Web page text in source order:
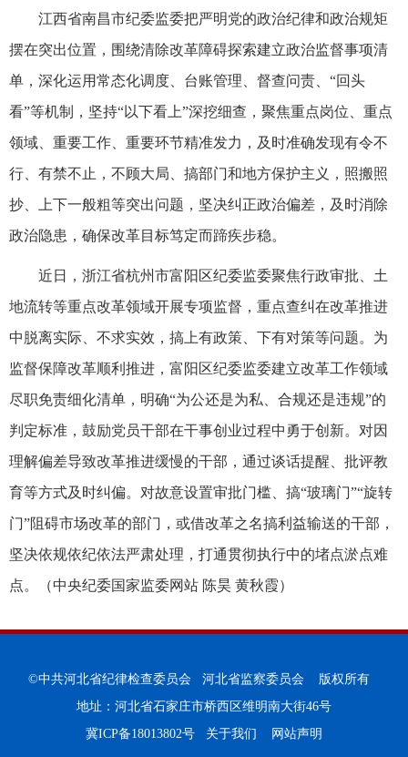
江西省南昌市纪委监委把严明党的政治纪律和政治规矩
摆在突出位置，围绕清除改革障碍探索建立政治监督事项清
单，深化运用常态化调度、台账管理、督查问责、“回头
看”等机制，坚持“以下看上”深挖细查，聚焦重点岗位、重点
领域、重要工作、重要环节精准发力，及时准确发现有令不
行、有禁不止，不顾大局、搞部门和地方保护主义，照搬照
抄、上下一般粗等突出问题，坚决纠正政治偏差，及时消除
政治隐患，确保改革目标笃定而蹄疾步稳。
近日，浙江省杭州市富阳区纪委监委聚焦行政审批、土
地流转等重点改革领域开展专项监督，重点查纠在改革推进
中脱离实际、不求实效，搞上有政策、下有对策等问题。为
监督保障改革顺利推进，富阳区纪委监委建立改革工作领域
尽职免责细化清单，明确“为公还是为私、合规还是违规”的
判定标准，鼓励党员干部在干事创业过程中勇于创新。对因
理解偏差导致改革推进缓慢的干部，通过谈话提醒、批评教
育等方式及时纠偏。对故意设置审批门槛、搞“玻璃门”“旋转
门”阻碍市场改革的部门，或借改革之名搞利益输送的干部，
坚决依规依纪依法严肃处理，打通贯彻执行中的堵点淤点难
点。（中央纪委国家监委网站 陈昊 黄秋霞）
©中共河北省纪律检查委员会 河北省监察委员会 版权所有
地址：河北省石家庄市桥西区维明南大街46号
冀ICP备18013802号
关于我们 网站声明